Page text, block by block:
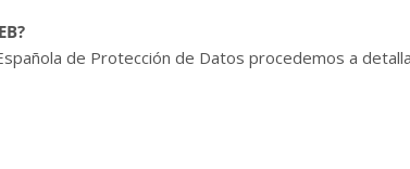
de Protección de Datos procedemos a